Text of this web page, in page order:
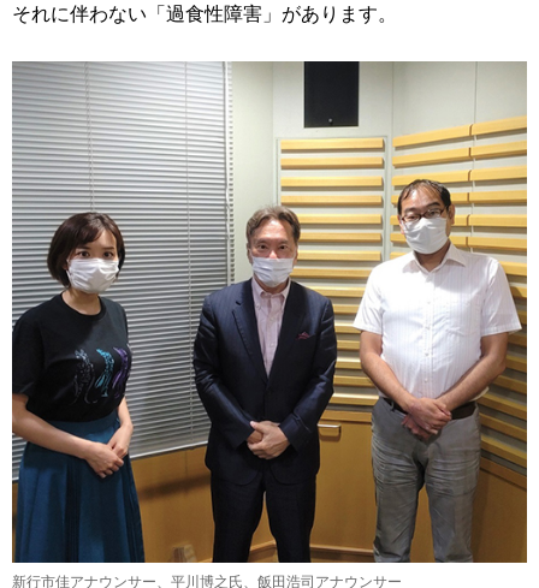
それに伴わない「過食性障害」があります。
新行市佳アナウンサー、平川博之氏、飯田浩司アナウンサー